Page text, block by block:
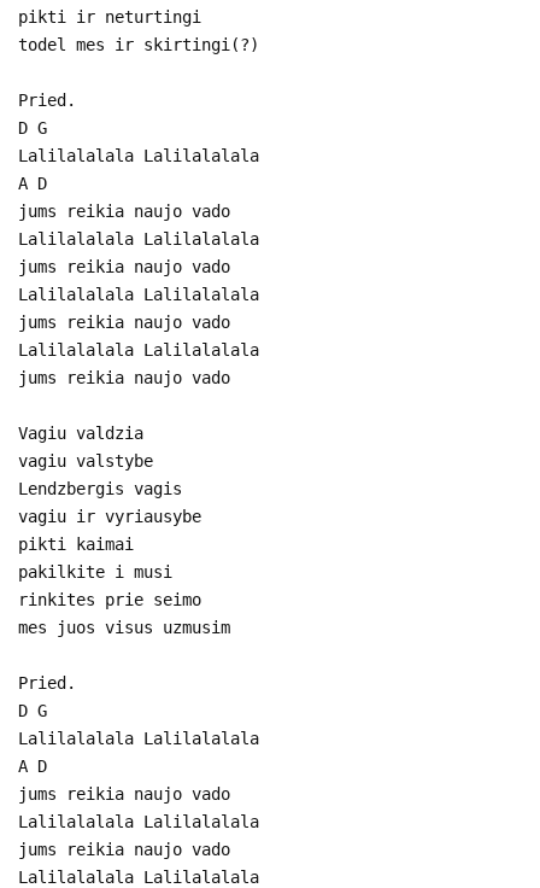
pikti ir neturtingi
todel mes ir skirtingi(?)
Pried.
D G
Lalilalalala Lalilalalala
A D
jums reikia naujo vado
Lalilalalala Lalilalalala
jums reikia naujo vado
Lalilalalala Lalilalalala
jums reikia naujo vado
Lalilalalala Lalilalalala
jums reikia naujo vado
Vagiu valdzia
vagiu valstybe
Lendzbergis vagis
vagiu ir vyriausybe
pikti kaimai
pakilkite i musi
rinkites prie seimo
mes juos visus uzmusim
Pried.
D G
Lalilalalala Lalilalalala
A D
jums reikia naujo vado
Lalilalalala Lalilalalala
jums reikia naujo vado
Lalilalalala Lalilalalala